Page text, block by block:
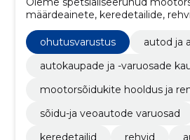
määrdeainete, keredetailide,
lisaseadmete müügile ning
kvaliteetset autoremondi
ohutusvarustus
autod ja
autokaupade ja -varuosade
mootorsõidukite hooldus ja
sõidu-ja veoautode varuosad
keredetailid
rehvid